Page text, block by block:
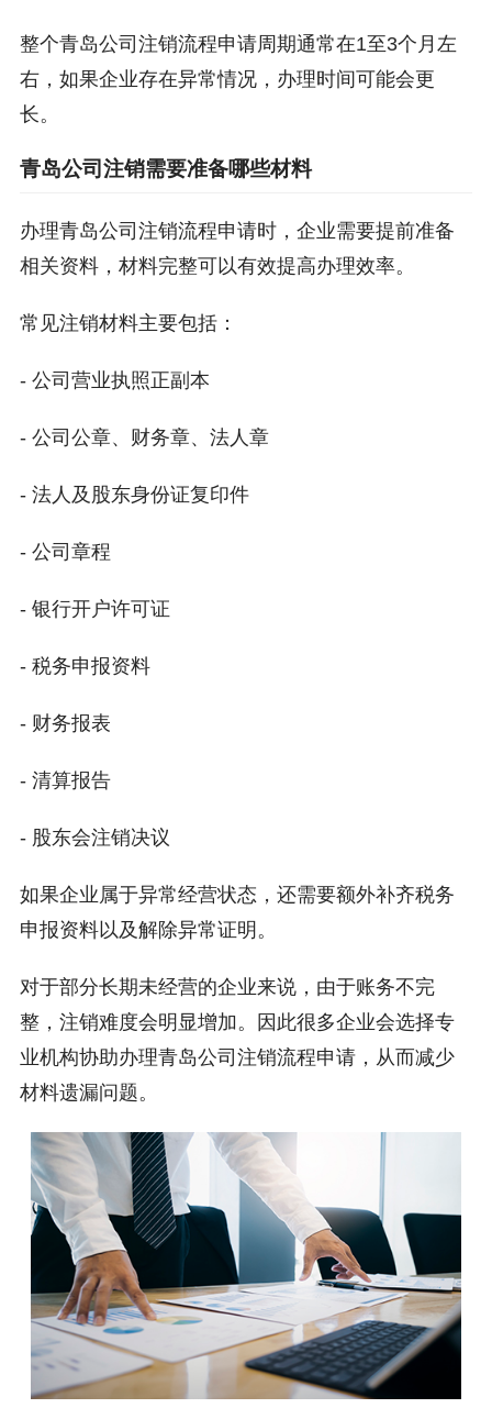
整个青岛公司注销流程申请周期通常在1至3个月左
右，如果企业存在异常情况，办理时间可能会更
长。
青岛公司注销需要准备哪些材料
办理青岛公司注销流程申请时，企业需要提前准备
相关资料，材料完整可以有效提高办理效率。
常见注销材料主要包括：
- 公司营业执照正副本
- 公司公章、财务章、法人章
- 法人及股东身份证复印件
- 公司章程
- 银行开户许可证
- 税务申报资料
- 财务报表
- 清算报告
- 股东会注销决议
如果企业属于异常经营状态，还需要额外补齐税务
申报资料以及解除异常证明。
对于部分长期未经营的企业来说，由于账务不完
整，注销难度会明显增加。因此很多企业会选择专
业机构协助办理青岛公司注销流程申请，从而减少
材料遗漏问题。